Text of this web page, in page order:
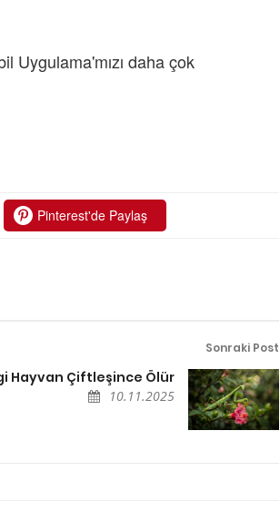
Uygulama'mızı daha çok
Pinterest'de Paylaş
Sonraki Post
Hayvan Çiftleşince Ölür
10.11.2025